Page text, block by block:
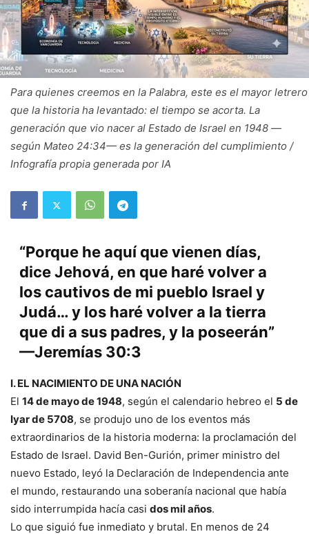
Para quienes creemos en la Palabra, este es el mayor letrero
que la historia ha levantado: el tiempo se acorta. La
generación que vio nacer al Estado de Israel en 1948 —
según Mateo 24:34— es la generación del cumplimiento /
Infografía propia generada por IA
“Porque he aquí que vienen días,
dice Jehová, en que haré volver a
los cautivos de mi pueblo Israel y
Judá… y los haré volver a la tierra
que di a sus padres, y la poseerán”
—Jeremías 30:3
I. EL NACIMIENTO DE UNA NACIÓN
El 14 de mayo de 1948, según el calendario hebreo el 5 de
Iyar de 5708, se produjo uno de los eventos más
extraordinarios de la historia moderna: la proclamación del
Estado de Israel. David Ben-Gurión, primer ministro del
nuevo Estado, leyó la Declaración de Independencia ante
el mundo, restaurando una soberanía nacional que había
sido interrumpida hacía casi dos mil años.
Lo que siguió fue inmediato y brutal. En menos de 24